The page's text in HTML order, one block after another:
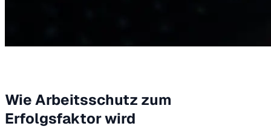
Wie Arbeitsschutz zum
Erfolgsfaktor wird